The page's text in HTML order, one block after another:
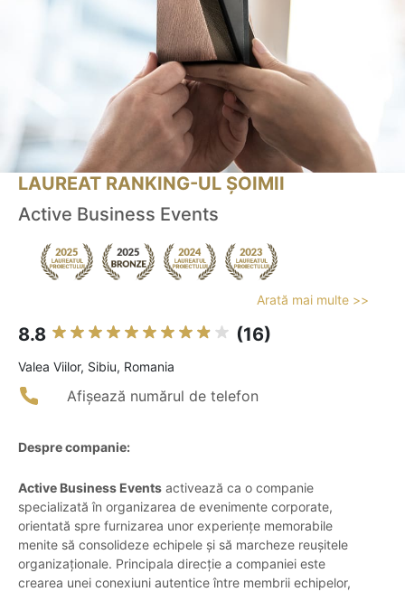
LAUREAT RANKING-UL ȘOIMII
Active Business Events
Arată mai multe >>
8.8 (16)
Valea Viilor, Sibiu, Romania
Afișează numărul de telefon
Despre companie:
Active Business Events activează ca o companie
specializată în organizarea de evenimente corporate,
orientată spre furnizarea unor experiențe memorabile
menite să consolideze echipele și să marcheze reușitele
organizaționale. Principala direcție a companiei este
crearea unei conexiuni autentice între membrii echipelor,